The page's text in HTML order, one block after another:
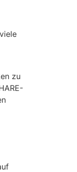
zu